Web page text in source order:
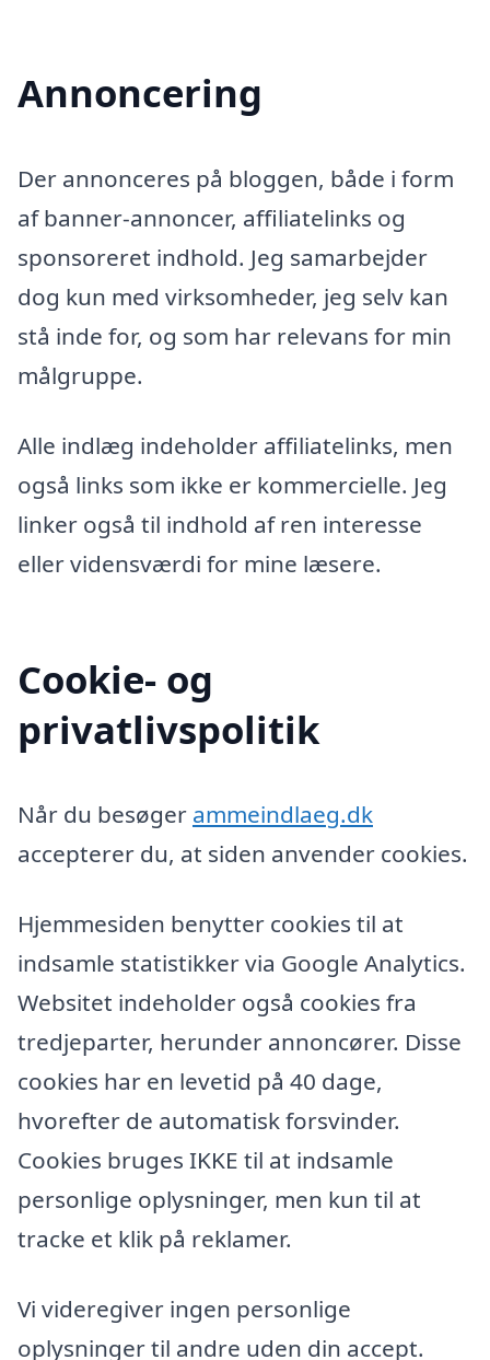
Annoncering
Der annonceres på bloggen, både i form
af banner-annoncer, affiliatelinks og
sponsoreret indhold. Jeg samarbejder
dog kun med virksomheder, jeg selv kan
stå inde for, og som har relevans for min
målgruppe.
Alle indlæg indeholder affiliatelinks, men
også links som ikke er kommercielle. Jeg
linker også til indhold af ren interesse
eller vidensværdi for mine læsere.
Cookie- og
privatlivspolitik
Når du besøger ammeindlaeg.dk
accepterer du, at siden anvender cookies.
Hjemmesiden benytter cookies til at
indsamle statistikker via Google Analytics.
Websitet indeholder også cookies fra
tredjeparter, herunder annoncører. Disse
cookies har en levetid på 40 dage,
hvorefter de automatisk forsvinder.
Cookies bruges IKKE til at indsamle
personlige oplysninger, men kun til at
tracke et klik på reklamer.
Vi videregiver ingen personlige
oplysninger til andre uden din accept.